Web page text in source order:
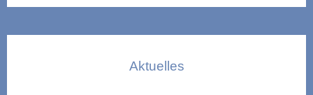
Aktuelles